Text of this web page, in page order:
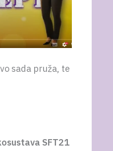
sada pruža, te
SFT21